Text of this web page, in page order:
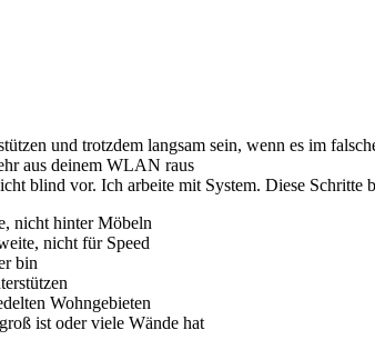
und trotzdem langsam sein, wenn es im
aus deinem WLAN raus
blind vor. Ich arbeite mit System. Diese Schritte
nicht hinter Möbeln
nicht für Speed
bin
Wohngebieten
ist oder viele Wände hat